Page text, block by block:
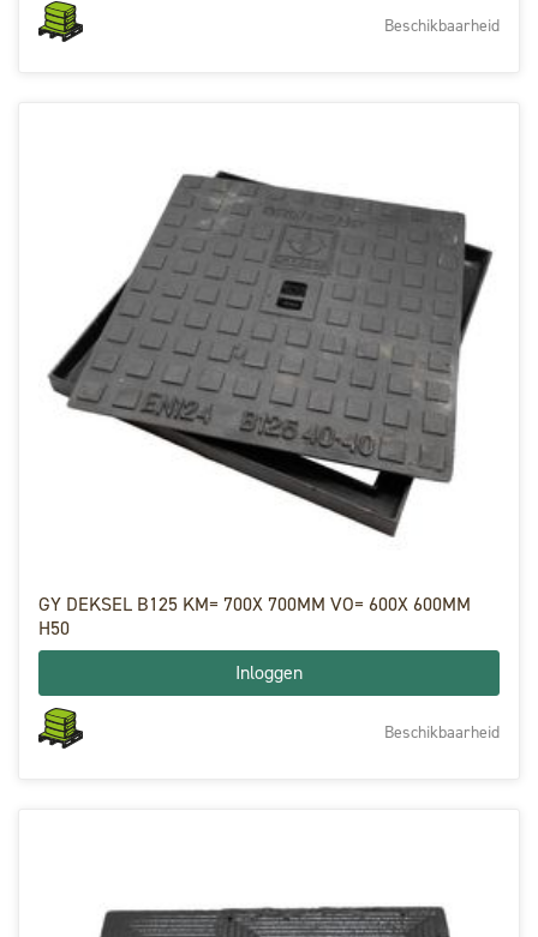
Beschikbaarheid
GY DEKSEL B125 KM= 700X 700MM VO= 600X 600MM
H50
Inloggen
Beschikbaarheid